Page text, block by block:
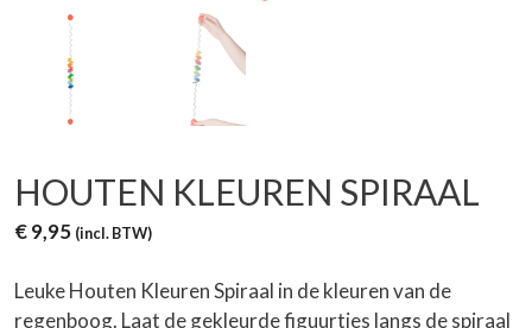
HOUTEN KLEUREN SPIRAAL
€9,95 (incl. BTW)
Leuke Houten Kleuren Spiraal in de kleuren van de
regenboog. Laat de gekleurde figuurtjes langs de spiraal